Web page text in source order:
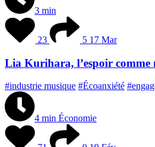
3 min
23 5 17 Mar
Lia Kurihara, l’espoir comme
#industrie musique #Écoanxiété
4 min Économie